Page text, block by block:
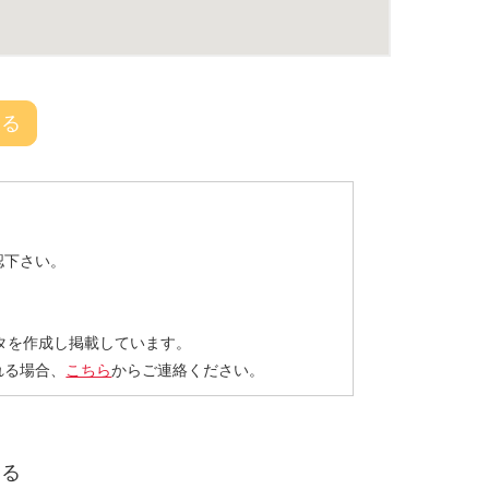
さい。
作成し掲載しています。
場合、 こちらからご連絡ください。